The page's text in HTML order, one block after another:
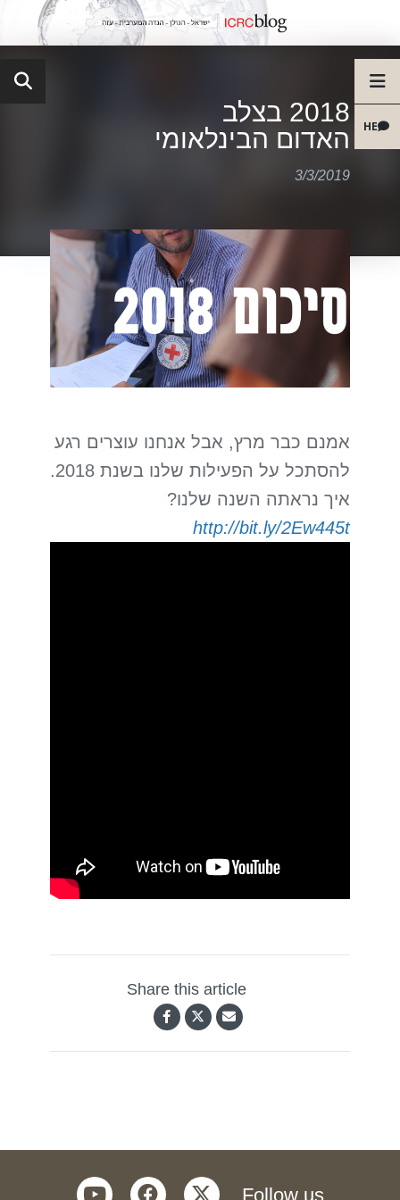
HE
2018 בצלב
האדום הבינלאומי
3/3/2019
אמנם כבר מרץ, אבל אנחנו עוצרים רגע
להסתכל על הפעילות שלנו בשנת 2018.
איך נראתה השנה שלנו?
http://bit.ly/2Ew445t
Share this article
Follow us
twitter
facebook
youtube